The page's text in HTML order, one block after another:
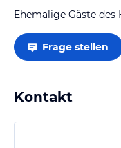
Ehemalige Gäste
Frage stellen
Kontakt